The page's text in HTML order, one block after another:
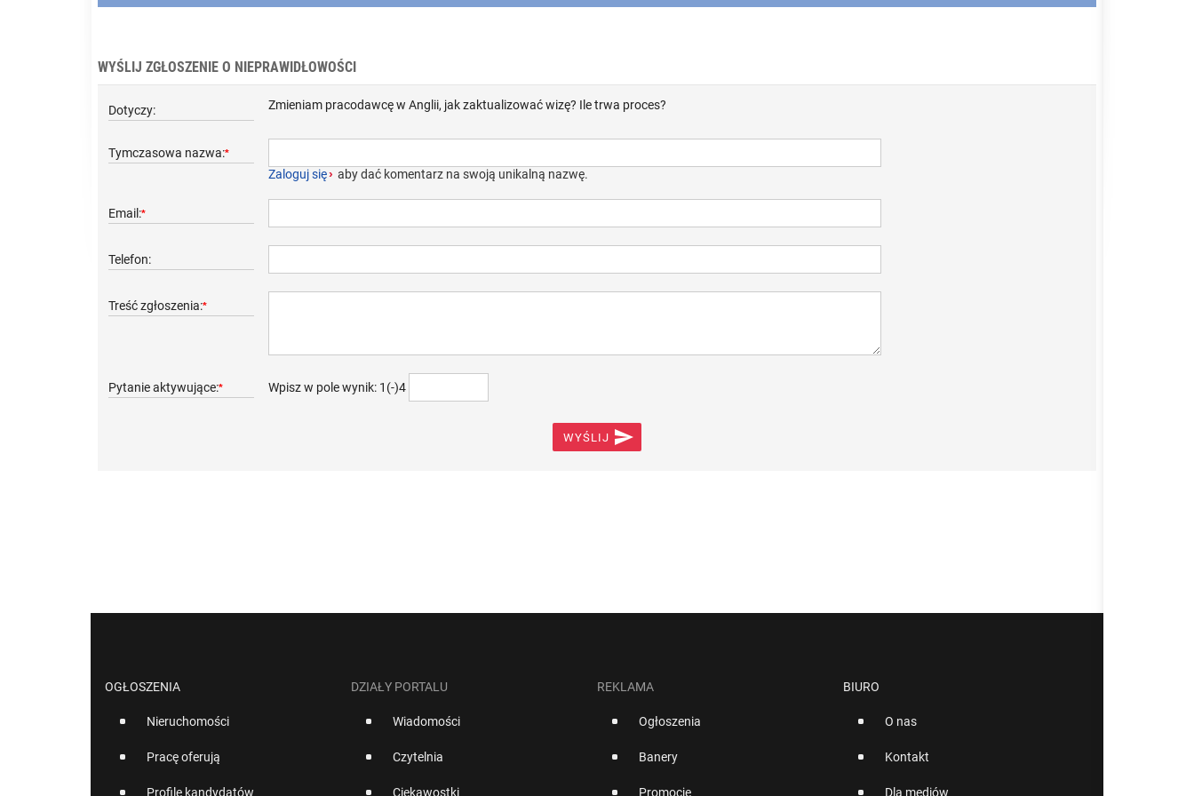
WYŚLIJ ZGŁOSZENIE O NIEPRAWIDŁOWOŚCI
Dotyczy: Zmieniam pracodawcę w Anglii, jak zaktualizować wizę? Ile trwa proces?
Tymczasowa nazwa:*
Zaloguj się› aby dać komentarz na swoją unikalną nazwę.
Email:*
Telefon:
Treść zgłoszenia:*
Pytanie aktywujące:* Wpisz w pole wynik: 1(-)4
WYŚLIJ 
OGŁOSZENIA
Nieruchomości
Pracę oferują
Profile kandydatów
DZIAŁY PORTALU
Wiadomości
Czytelnia
Ciekawostki
REKLAMA
Ogłoszenia
Banery
Promocje
BIURO
O nas
Kontakt
Dla mediów